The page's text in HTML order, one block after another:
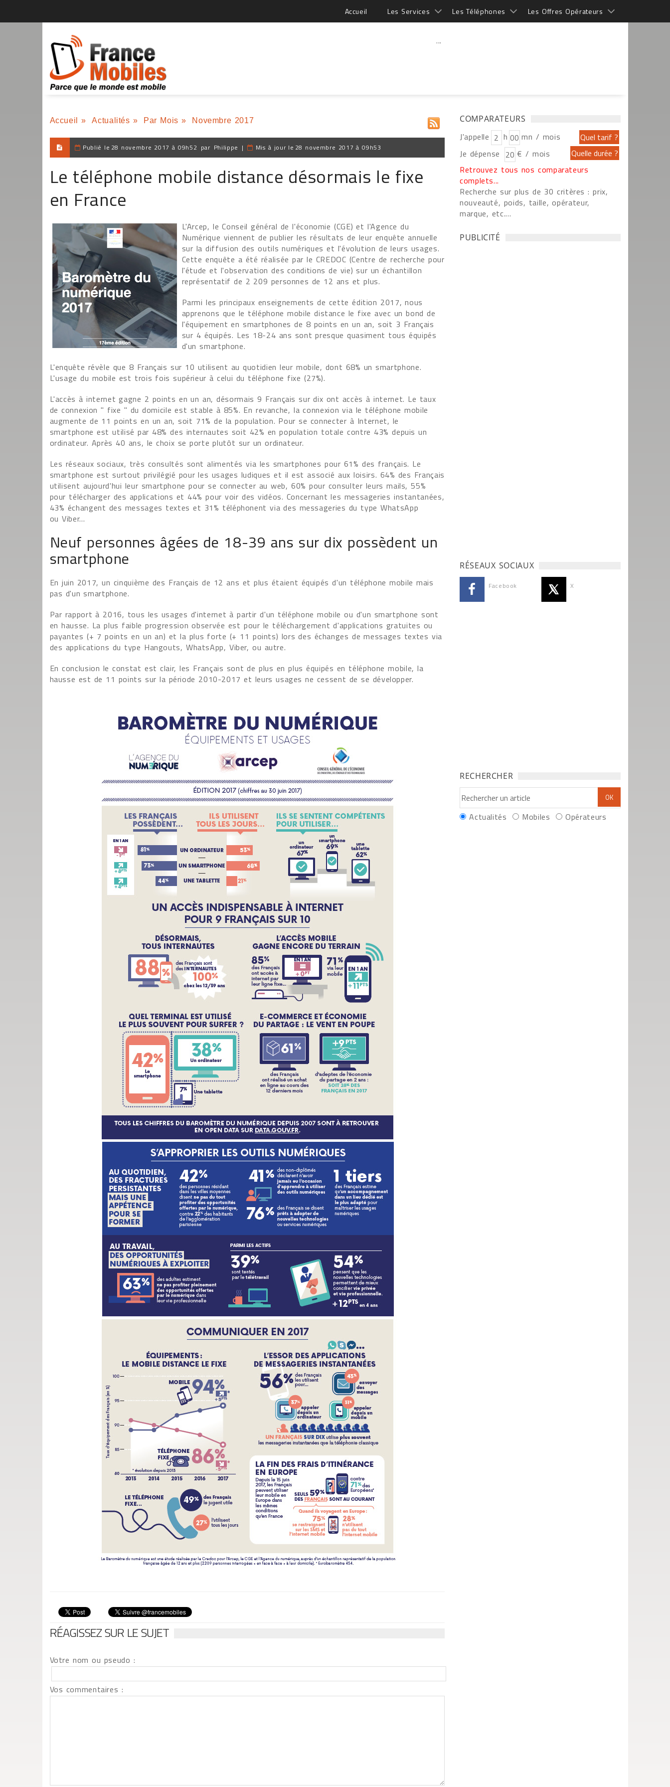
Accueil Les Services Les Téléphones Les Offres Opérateurs
...
Accueil » Actualités » Par Mois » Novembre 2017
Publié le 28 novembre 2017 à 09h52 par Philippe | Mis à jour le 28 novembre 2017 à 09h53
Le téléphone mobile distance désormais le fixe
en France
L'Arcep, le Conseil général de l'économie (CGE) et l'Agence du
Numérique viennent de publier les résultats de leur enquête annuelle
sur la diffusion des outils numériques et l'évolution de leurs usages.
Cette enquête a été réalisée par le CREDOC (Centre de recherche pour
l'étude et l'observation des conditions de vie) sur un échantillon
représentatif de 2 209 personnes de 12 ans et plus.
Parmi les principaux enseignements de cette édition 2017, nous
apprenons que le téléphone mobile distance le fixe avec un bond de
l'équipement en smartphones de 8 points en un an, soit 3 Français
sur 4 équipés. Les 18-24 ans sont presque quasiment tous équipés
d'un smartphone.
L'enquête révèle que 8 Français sur 10 utilisent au quotidien leur mobile, dont 68% un smartphone.
L'usage du mobile est trois fois supérieur à celui du téléphone fixe (27%).
L'accès à internet gagne 2 points en un an, désormais 9 Français sur dix ont accès à internet. Le taux
de connexion " fixe " du domicile est stable à 85%. En revanche, la connexion via le téléphone mobile
augmente de 11 points en un an, soit 71% de la population. Pour se connecter à Internet, le
smartphone est utilisé par 48% des internautes soit 42% en population totale contre 43% depuis un
ordinateur. Après 40 ans, le choix se porte plutôt sur un ordinateur.
Les réseaux sociaux, très consultés sont alimentés via les smartphones pour 61% des français. Le
smartphone est surtout privilégié pour les usages ludiques et il est associé aux loisirs. 64% des Français
utilisent aujourd'hui leur smartphone pour se connecter au web, 60% pour consulter leurs mails, 55%
pour télécharger des applications et 44% pour voir des vidéos. Concernant les messageries instantanées,
43% échangent des messages textes et 31% téléphonent via des messageries du type WhatsApp
ou Viber...
Neuf personnes âgées de 18-39 ans sur dix possèdent un
smartphone
En juin 2017, un cinquième des Français de 12 ans et plus étaient équipés d'un téléphone mobile mais
pas d'un smartphone.
Par rapport à 2016, tous les usages d'internet à partir d'un téléphone mobile ou d'un smartphone sont
en hausse. La plus faible progression observée est pour le téléchargement d'applications gratuites ou
payantes (+ 7 points en un an) et la plus forte (+ 11 points) lors des échanges de messages textes via
des applications du type Hangouts, WhatsApp, Viber, ou autre.
En conclusion le constat est clair, les Français sont de plus en plus équipés en téléphone mobile, la
hausse est de 11 points sur la période 2010-2017 et leurs usages ne cessent de se développer.
RÉAGISSEZ SUR LE SUJET
Votre nom ou pseudo :
Vos commentaires :
COMPARATEURS
J'appelle h
mn / mois
Je dépense
€ / mois
Retrouvez tous nos comparateurs
complets...
Recherche sur plus de 30 critères : prix,
nouveauté, poids, taille, opérateur,
marque, etc....
PUBLICITÉ
RÉSEAUX SOCIAUX
Facebook X
RECHERCHER
Actualités Mobiles Opérateurs